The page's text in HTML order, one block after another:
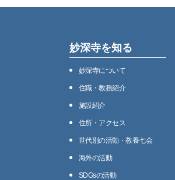
妙深寺を知る
妙深寺について
住職・教務紹介
施設紹介
住所・アクセス
世代別の活動・教養七会
海外の活動
SDGsの活動